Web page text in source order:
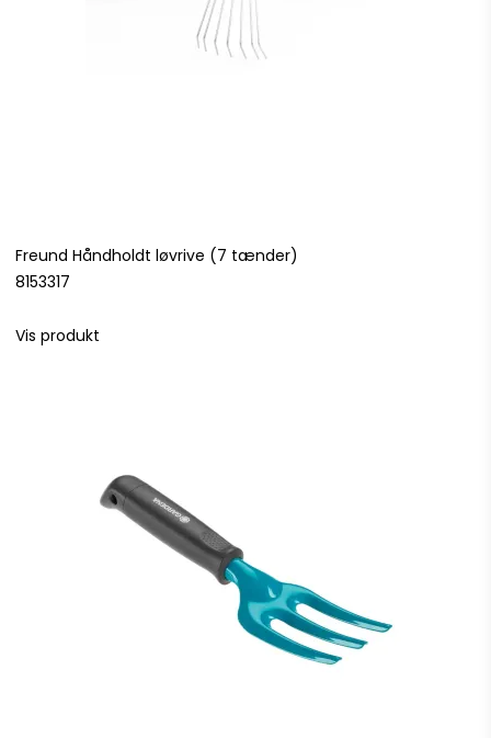
Freund Håndholdt løvrive (7 tænder)
8153317
Vis produkt